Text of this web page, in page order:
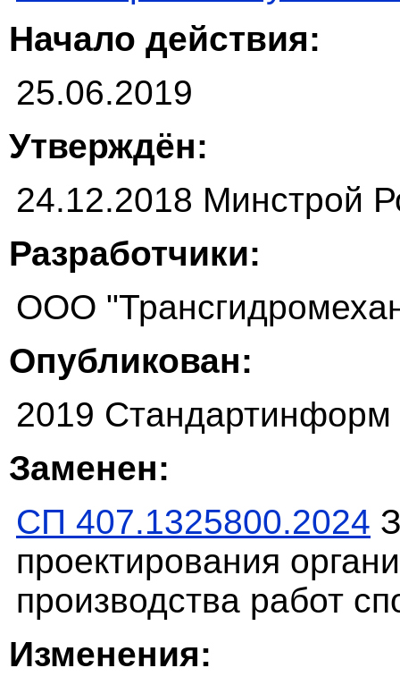
Начало действия:
25.06.2019
Утверждён:
24.12.2018 Минстрой
Разработчики:
ООО
Опубликован:
2019 Стандартинформ
Заменен:
СП 407.1325800.2024
проектирования
производства работ
Изменения: